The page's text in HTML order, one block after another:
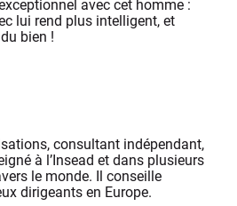
avec cet homme :
lui rend plus intelligent, et
bien !
consultant indépendant,
à l’Insead et dans plusieurs
le monde. Il conseille
dirigeants en Europe.